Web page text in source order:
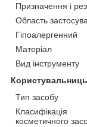
Призначення і
Область
Гіпоалергенний
Матеріал
Вид інструменту
Тип засобу
Класифікація
косметичного